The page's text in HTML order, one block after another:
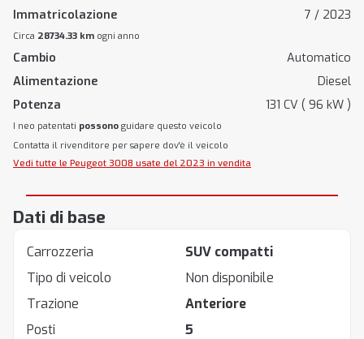
Immatricolazione
7 / 2023
Circa 28734.33 km ogni anno
Cambio
Automatico
Alimentazione
Diesel
Potenza
131 CV ( 96 kW )
I neo patentati possono guidare questo veicolo
Contatta il rivenditore per sapere dov'è il veicolo
Vedi tutte le Peugeot 3008 usate del 2023 in vendita
Dati di base
Carrozzeria
SUV compatti
Tipo di veicolo
Non disponibile
Trazione
Anteriore
Posti
5